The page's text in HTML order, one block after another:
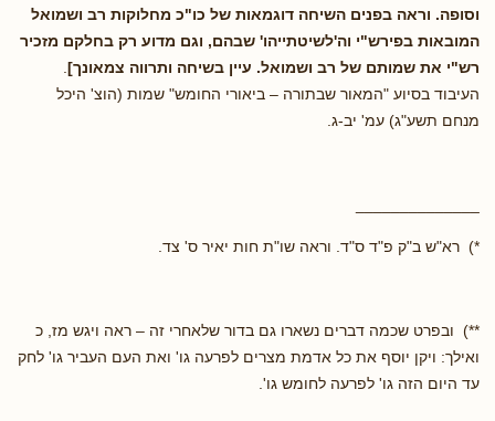
וסופה. וראה בפנים השיחה דוגמאות של כו"כ מחלוקות רב ושמואל
המובאות בפירש"י וה'לשיטתייהו' שבהם, וגם מדוע רק בחלקם מזכיר
רש"י את שמותם של רב ושמואל. עיין בשיחה ותרווה צמאונך]
העיבוד בסיוע "המאור שבתורה – ביאורי החומש" שמות (הוצ' היכל
מנחם תשע"ג) עמ' יב-ג.
*) רא"ש ב"ק פ"ד ס"ד. וראה שו"ת חות יאיר ס' צד.
**) ובפרט שכמה דברים נשארו גם בדור שלאחרי זה – ראה ויגש מז, כ
ואילך: ויקן יוסף את כל אדמת מצרים לפרעה גו' ואת העם העביר גו' לחק
עד היום הזה גו' לפרעה לחומש גו'.